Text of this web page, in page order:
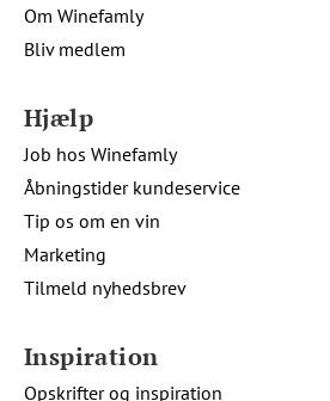
Om Winefamly
Bliv medlem
Hjælp
Job hos Winefamly
Åbningstider kundeservice
Tip os om en vin
Marketing
Tilmeld nyhedsbrev
Inspiration
Opskrifter og inspiration